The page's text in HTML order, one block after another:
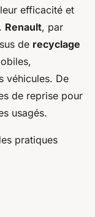
efficacité et
Renault, par
de recyclage
véhicules. De
de reprise pour
usagés.
pratiques